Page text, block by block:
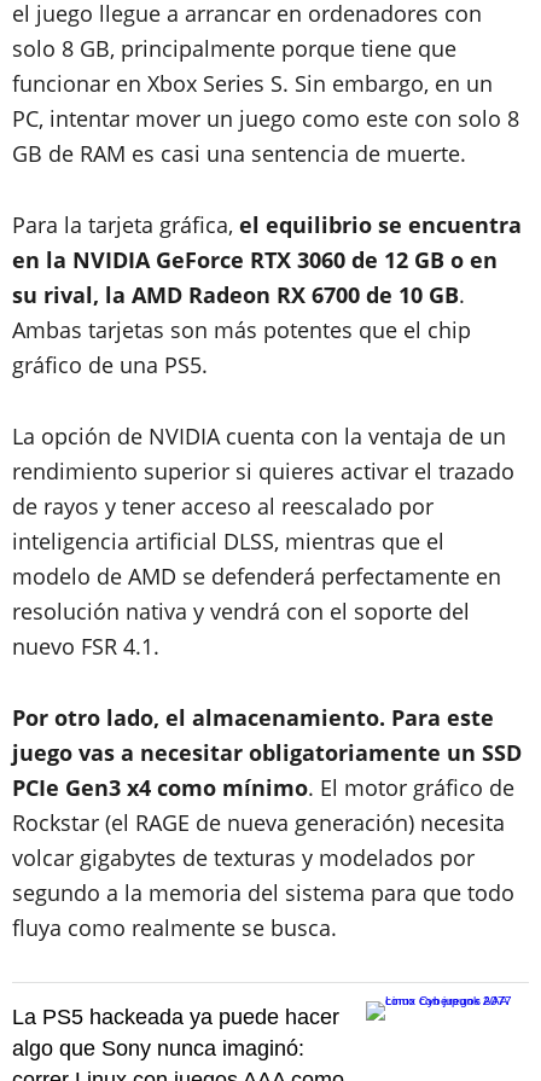
el juego llegue a arrancar en ordenadores con
solo 8 GB, principalmente porque tiene que
funcionar en Xbox Series S. Sin embargo, en un
PC, intentar mover un juego como este con solo 8
GB de RAM es casi una sentencia de muerte.
Para la tarjeta gráfica, el equilibrio se encuentra
en la NVIDIA GeForce RTX 3060 de 12 GB o en
su rival, la AMD Radeon RX 6700 de 10 GB.
Ambas tarjetas son más potentes que el chip
gráfico de una PS5.
La opción de NVIDIA cuenta con la ventaja de un
rendimiento superior si quieres activar el trazado
de rayos y tener acceso al reescalado por
inteligencia artificial DLSS, mientras que el
modelo de AMD se defenderá perfectamente en
resolución nativa y vendrá con el soporte del
nuevo FSR 4.1.
Por otro lado, el almacenamiento. Para este
juego vas a necesitar obligatoriamente un SSD
PCIe Gen3 x4 como mínimo. El motor gráfico de
Rockstar (el RAGE de nueva generación) necesita
volcar gigabytes de texturas y modelados por
segundo a la memoria del sistema para que todo
fluya como realmente se busca.
La PS5 hackeada ya puede hacer
algo que Sony nunca imaginó: